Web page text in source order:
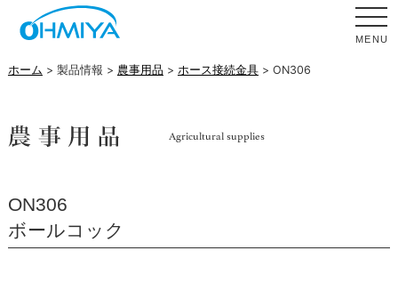
MENU
ホーム > 製品情報 > 農事用品 > ホース接続金具> ON306
ON306
ボールコック